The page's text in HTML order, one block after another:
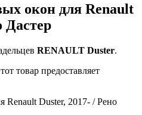
окон для Renault
Дастер
RENAULT Duster.
товар предоставляет
Renault Duster, 2017- / Рено